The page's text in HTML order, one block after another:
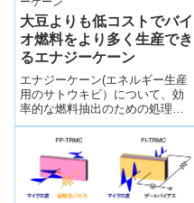
大豆よりも低コストでバイ
オ燃料をより多く生産でき
るエナジーケーン
エナジーケーン(エネルギー生産
用のサトウキビ）について、効
率的な燃料抽出のための処理方
法の課題に関する 4 件の研究結
果を発表。化学物質を使用しな
い前処理技術、ハイスループッ
トフェノタイピング技術の開発
および多様なシナリオにおける
商業規模でのエナジーケーン燃